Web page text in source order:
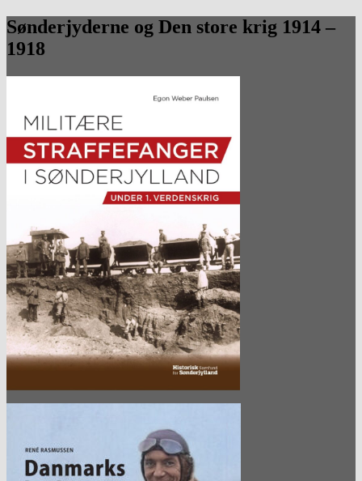
Sønderjyderne og Den store krig 1914 –
1918